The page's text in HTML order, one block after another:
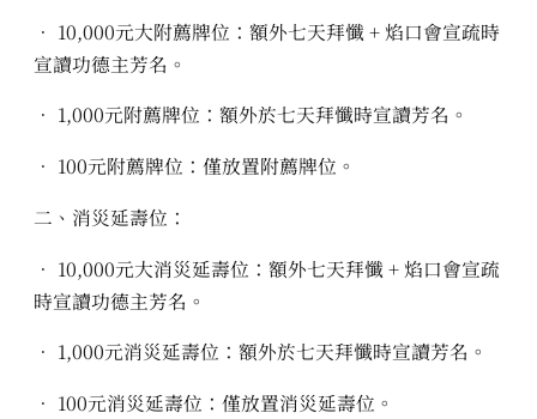
• 10,000元大附薦牌位：額外七天拜懺 + 焰口會宣疏時
宣讀功德主芳名。
• 1,000元附薦牌位：額外於七天拜懺時宣讀芳名。
• 100元附薦牌位：僅放置附薦牌位。
二、消災延壽位：
• 10,000元大消災延壽位：額外七天拜懺 + 焰口會宣疏
時宣讀功德主芳名。
• 1,000元消災延壽位：額外於七天拜懺時宣讀芳名。
• 100元消災延壽位：僅放置消災延壽位。